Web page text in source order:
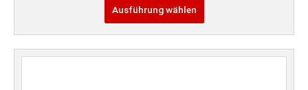
Ausführung wählen